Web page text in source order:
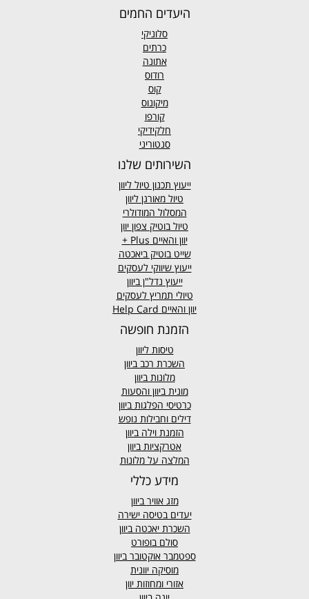
היעדים החמים
סלוניקי
כרתים
אתונה
רודוס
קוס
מיקונוס
קורפו
חלקידיקי
סנטוריני
השירותים שלנו
ייעוץ תכנון טיול ליוון
טיול מאורגן ליוון
המסלול המודולרי
טיול בוטיק צפון יוון
יוון והאיים Plus +
שייט בוטיק ביאכטה
ייעוץ שיווקי לעסקים
ייעוץ נדל"ן ביוון
טיולי תמריץ לעסקים
יוון והאיים Help Card
הזמנת חופשה
טיסות ליוון
השכרת רכב ביוון
מלונות ביוון
מונית ביוון והסעות
כרטיסי הפלגות ביוון
דילים וחבילות נופש
הזמנת וילה ביוון
אטרקציות ביוון
המלצה על מלונות
מידע כללי
מזג אוויר ביוון
יעדים בטיסה ישירה
השכרת יאכטה ביוון
סולם בופורט
ספטמבר אוקטובר ביוון
מוסיקה יוונית
אזורי ומחוזות יוון